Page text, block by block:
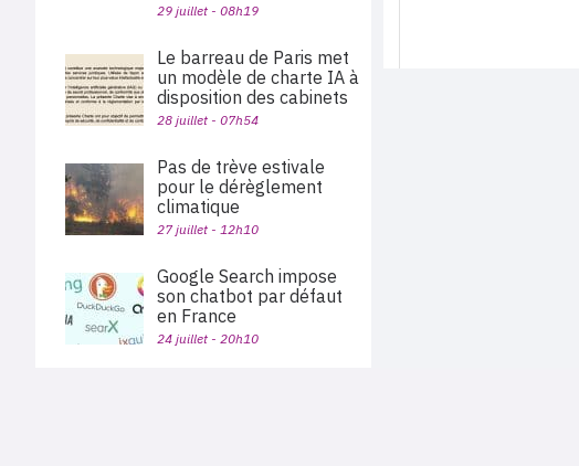
29 juillet - 08h19
Le barreau de Paris met
un modèle de charte IA à
disposition des cabinets
28 juillet - 07h54
Pas de trève estivale
pour le dérèglement
climatique
27 juillet - 12h10
Google Search impose
son chatbot par défaut
en France
24 juillet - 20h10